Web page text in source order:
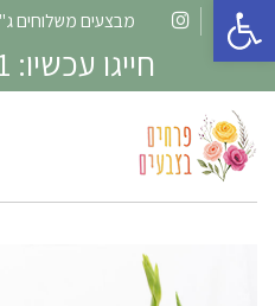
פתח סרגל נגישות
Facebook
מבצעים משלוחים
חייגו עכשיו: 03-6579911